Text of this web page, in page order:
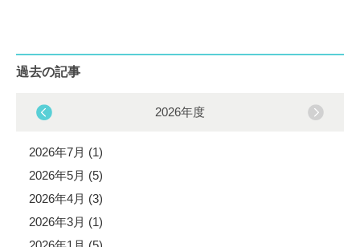
過去の記事
2026年度
2026年7月 (1)
2026年5月 (5)
2026年4月 (3)
2026年3月 (1)